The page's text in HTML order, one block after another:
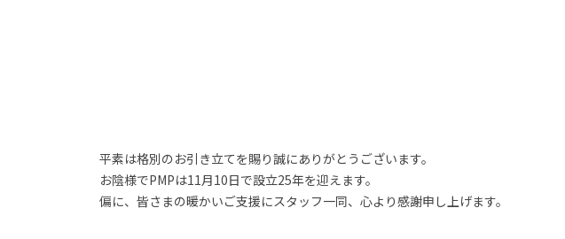
平素は格別のお引き立てを賜り誠にありがとうございます。
お陰様でPMPは11月10日で設立25年を迎えます。
偏に、皆さまの暖かいご支援にスタッフ一同、心より感謝申し上げます。